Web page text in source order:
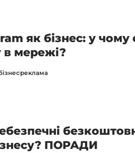
як бізнес: у чому
в мережі?
реклама
ПОРАДИ